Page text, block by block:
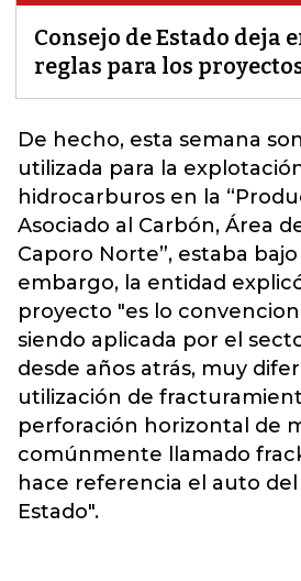
Consejo de Estado deja
reglas para los
De hecho, esta semana
utilizada para la
hidrocarburos en la
Asociado al Carbón, Área
Caporo Norte”, estaba
embargo, la entidad
proyecto "es lo
siendo aplicada por el
desde años atrás, muy
utilización de
perforación horizontal de
comúnmente llamado
hace referencia el auto del
Estado".